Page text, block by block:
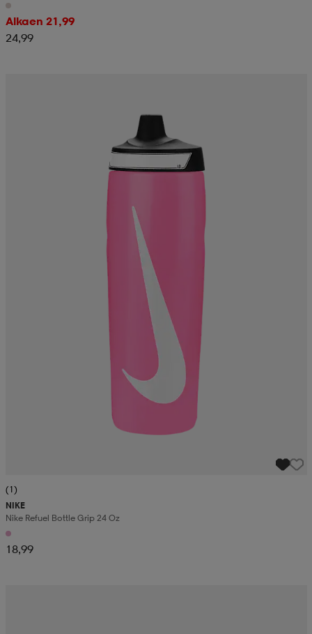
Alkaen 21,99
24,99
(1)
NIKE
Nike Refuel Bottle Grip 24 Oz
18,99